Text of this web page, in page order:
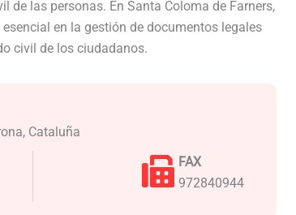
de las personas. En Santa Coloma de Farners,
en la gestión de documentos legales
civil de los ciudadanos.
Cataluña
FAX
972840944